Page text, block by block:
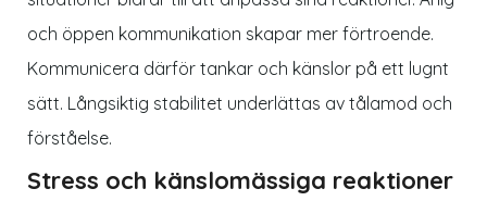
och öppen kommunikation skapar mer förtroende.
Kommunicera därför tankar och känslor på ett lugnt
sätt. Långsiktig stabilitet underlättas av tålamod och
förståelse.
Stress och känslomässiga reaktioner